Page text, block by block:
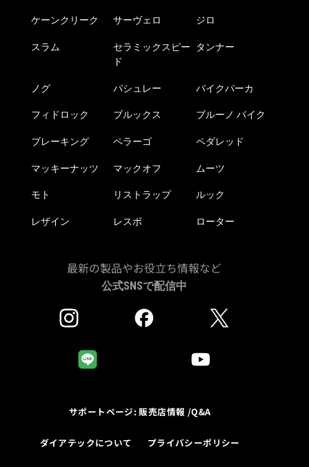
ケーンクリーク サーヴェロ ジロ
スラム
セラミックスピー
ド
タンナー
ノグ パシュレー バイクパーカ
フィドロック ブルックス ブルーノ バイク
ブレーキング ペラーゴ ペダレッド
マッキーナッツ マックオフ ムーツ
モト リストラップ ルック
レザイン レスポ ローター
最新の製品やお役立ち情報など
公式SNSで配信中
サポートページ: 販売店情報 /Q&A
ダイアテックについて プライバシーポリシー